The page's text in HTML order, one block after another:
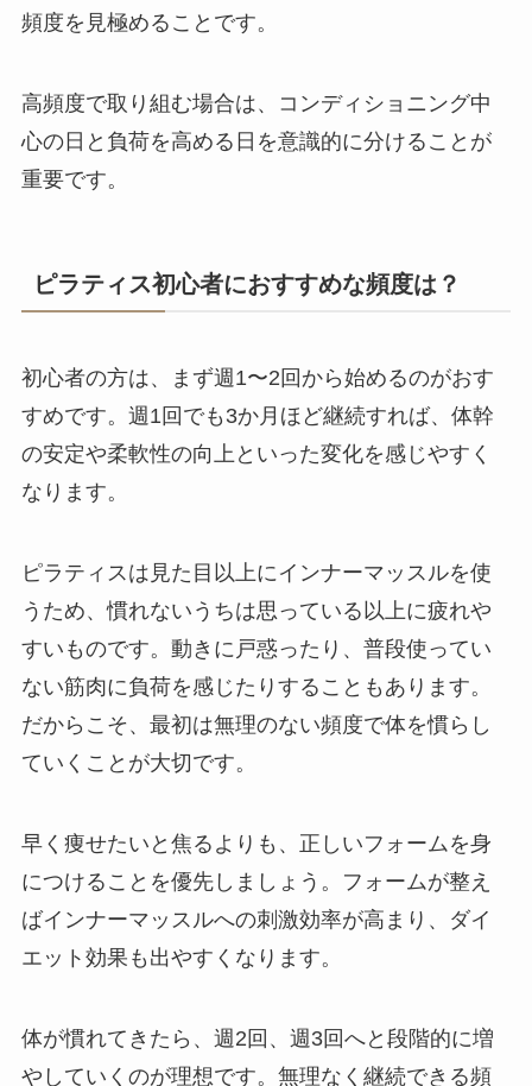
頻度を見極めることです。
高頻度で取り組む場合は、コンディショニング中
心の日と負荷を高める日を意識的に分けることが
重要です。
ピラティス初心者におすすめな頻度は？
初心者の方は、まず週1〜2回から始めるのがおす
すめです。週1回でも3か月ほど継続すれば、体幹
の安定や柔軟性の向上といった変化を感じやすく
なります。
ピラティスは見た目以上にインナーマッスルを使
うため、慣れないうちは思っている以上に疲れや
すいものです。動きに戸惑ったり、普段使ってい
ない筋肉に負荷を感じたりすることもあります。
だからこそ、最初は無理のない頻度で体を慣らし
ていくことが大切です。
早く痩せたいと焦るよりも、正しいフォームを身
につけることを優先しましょう。フォームが整え
ばインナーマッスルへの刺激効率が高まり、ダイ
エット効果も出やすくなります。
体が慣れてきたら、週2回、週3回へと段階的に増
やしていくのが理想です。無理なく継続できる頻